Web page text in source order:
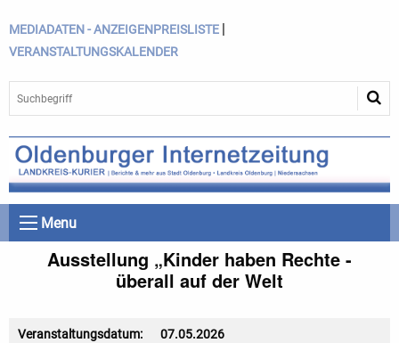
MEDIADATEN - ANZEIGENPREISLISTE |
VERANSTALTUNGSKALENDER
Menu
Ausstellung „Kinder haben Rechte -
überall auf der Welt
Veranstaltungsdatum: 07.05.2026